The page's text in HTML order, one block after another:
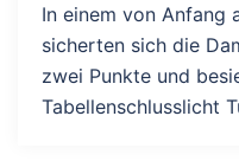
In einem von Anfang
sicherten sich die
zwei Punkte und
Tabellenschlusslicht